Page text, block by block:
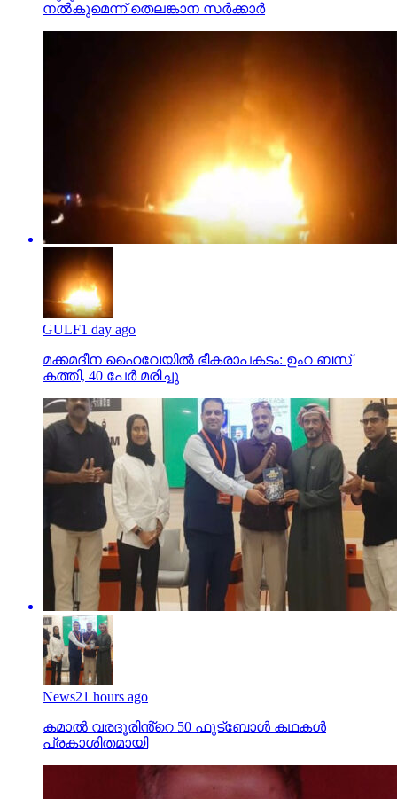
നല്‍കുമെന്ന് തെലങ്കാന സര്‍ക്കാര്‍
GULF1 day ago
മക്കമദീന ഹൈവേയില്‍ ഭീകരാപകടം: ഉംറ ബസ്
കത്തി, 40 പേര്‍ മരിച്ചു
News21 hours ago
കമാൽ വരദൂരിൻ്റെ 50 ഫുട്ബോൾ കഥകൾ
പ്രകാശിതമായി